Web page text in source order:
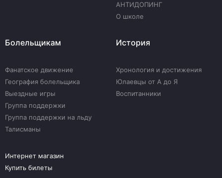
АНТИДОПИНГ
О школе
Болельщикам
Фанатское движение
География болельщика
Выездные игры
Группа поддержки
Группа поддержки на льду
Талисманы
История
Хронология и достижения
Юлаевцы от А до Я
Воспитанники
Интернет магазин
Купить билеты